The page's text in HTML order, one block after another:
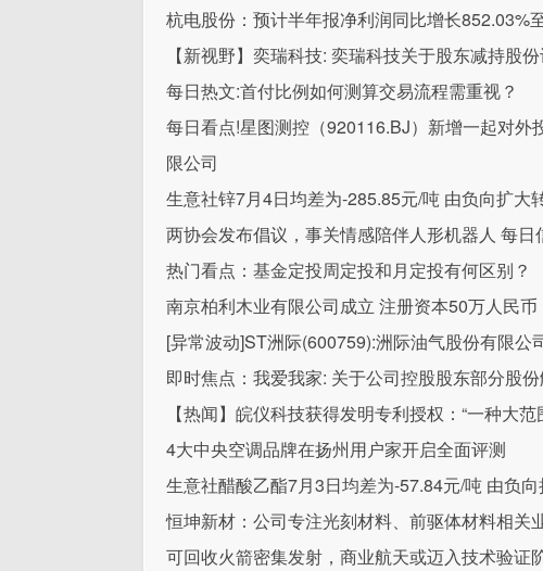
杭电股份：预计半年报净利润同比增长852.03%
【新视野】奕瑞科技: 奕瑞科技关于股东减持股
每日热文:首付比例如何测算交易流程需重视？
每日看点!星图测控（920116.BJ）新增一起对
限公司
生意社锌7月4日均差为-285.85元/吨 由负向扩大
两协会发布倡议，事关情感陪伴人形机器人 每日
热门看点：基金定投周定投和月定投有何区别？
南京柏利木业有限公司成立 注册资本50万人民币
[异常波动]ST洲际(600759):洲际油气股份有限公
即时焦点：我爱我家: 关于公司控股股东部分股
【热闻】皖仪科技获得发明专利授权：“一种大
4大中央空调品牌在扬州用户家开启全面评测
生意社醋酸乙酯7月3日均差为-57.84元/吨 由负
恒坤新材：公司专注光刻材料、前驱体材料相关
可回收火箭密集发射，商业航天或迈入技术验